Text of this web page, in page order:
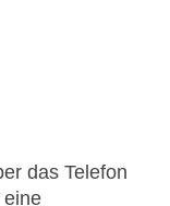
das Telefon
eine